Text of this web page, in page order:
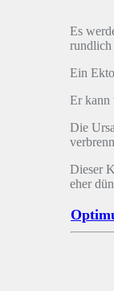
Es
rundlich
Ein
Er kann
Die
Dieser
eher